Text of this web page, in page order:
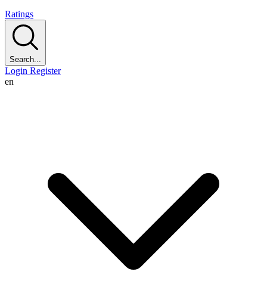
Ratings
Search...
Login Register
en